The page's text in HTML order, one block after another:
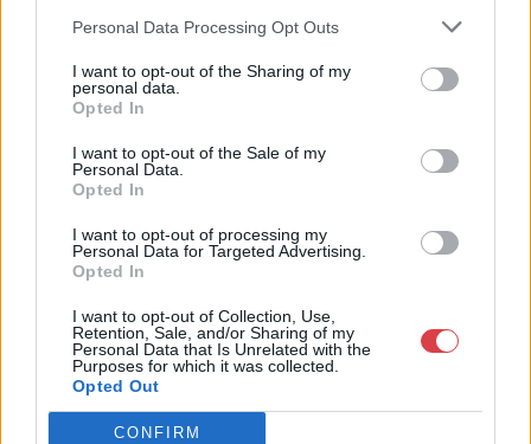
Personal Data Processing Opt Outs
I want to opt-out of the Sharing of my
personal data.
Opted In
I want to opt-out of the Sale of my
Personal Data.
Opted In
I want to opt-out of processing my
Personal Data for Targeted Advertising.
Opted In
I want to opt-out of Collection, Use,
Retention, Sale, and/or Sharing of my
Personal Data that Is Unrelated with the
Purposes for which it was collected.
Opted Out
CONFIRM
EGYÉB MŰTÁRGY
10108. tétel:
1965): Virágcsendélet.
Pasztell, papír, jelzett,
üvegezett fakeretben,
39,5×30 cm
Imreh Zsigmond (1900-
EGYÉB MŰTÁRGY
1965): Virágcsendélet.
Pasztell, papír, jelzett,
üvegezett fakeretben,